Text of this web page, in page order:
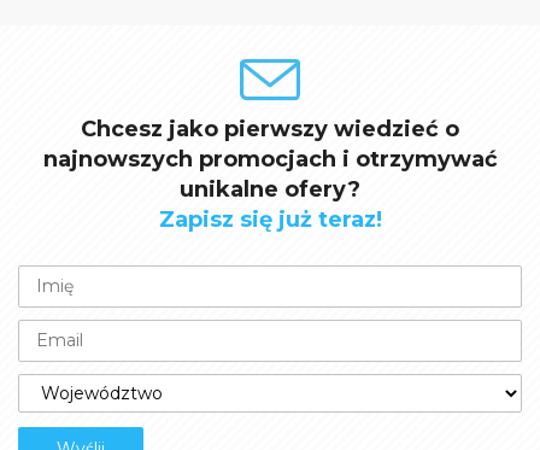
Chcesz jako pierwszy wiedzieć o
najnowszych promocjach i otrzymywać
unikalne ofery?
Zapisz się już teraz!